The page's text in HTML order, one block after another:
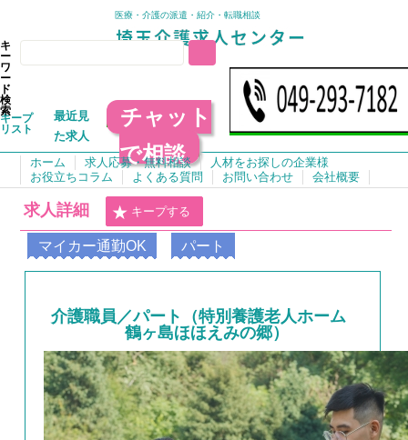
医療・介護の派遣・紹介・転職相談
キ
ー
ワ
ー
ド
検
索
キープ
リスト
最近見
た求人
チャット
で相談
ホーム 求人応募・無料相談
人材をお探しの企業様
お役立ちコラム
よくある質問 お問い合わせ 会社概要
求人詳細 キープする
マイカー通勤OK パート
介護職員／パート（特別養護老人ホーム
鶴ヶ島ほほえみの郷）